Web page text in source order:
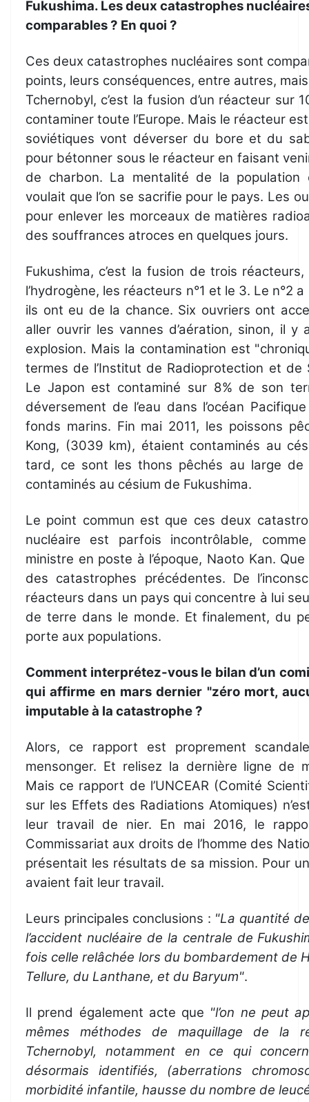
Fukushima. Les deux catastrophes
comparables ? En quoi ?
Ces deux catastrophes nucléaires sont
points, leurs conséquences, entre autres,
Tchernobyl, c’est la fusion d’un réacteur sur
contaminer toute l’Europe. Mais le réacteur
soviétiques vont déverser du bore et du
pour bétonner sous le réacteur en faisant
de charbon. La mentalité de la population
voulait que l’on se sacrifie pour le pays. Les
pour enlever les morceaux de matières
des souffrances atroces en quelques jours.
Fukushima, c’est la fusion de trois
l’hydrogène, les réacteurs n°1 et le 3. Le n°2
ils ont eu de la chance. Six ouvriers ont
aller ouvrir les vannes d’aération, sinon, il y
explosion. Mais la contamination est
termes de l’Institut de Radioprotection et de
Le Japon est contaminé sur 8% de son
déversement de l’eau dans l’océan
fonds marins. Fin mai 2011, les poissons
Kong, (3039 km), étaient contaminés au
tard, ce sont les thons pêchés au large de
contaminés au césium de Fukushima.
Le point commun est que ces deux
nucléaire est parfois incontrôlable,
ministre en poste à l’époque, Naoto Kan.
des catastrophes précédentes. De
réacteurs dans un pays qui concentre à lui
de terre dans le monde. Et finalement, du
porte aux populations.
Comment interprétez-vous le bilan d’un
qui affirme en mars dernier "zéro mort,
imputable à la catastrophe ?
Alors, ce rapport est proprement
mensonger. Et relisez la dernière ligne de
Mais ce rapport de l’UNCEAR (Comité
sur les Effets des Radiations Atomiques)
leur travail de nier. En mai 2016, le
Commissariat aux droits de l’homme des
présentait les résultats de sa mission. Pour
avaient fait leur travail.
Leurs principales conclusions : "La quantité
l’accident nucléaire de la centrale de
fois celle relâchée lors du bombardement de
Tellure, du Lanthane, et du Baryum".
Il prend également acte que "l’on ne peut
mêmes méthodes de maquillage de la
Tchernobyl, notamment en ce qui
désormais identifiés, (aberrations
morbidité infantile, hausse du nombre de